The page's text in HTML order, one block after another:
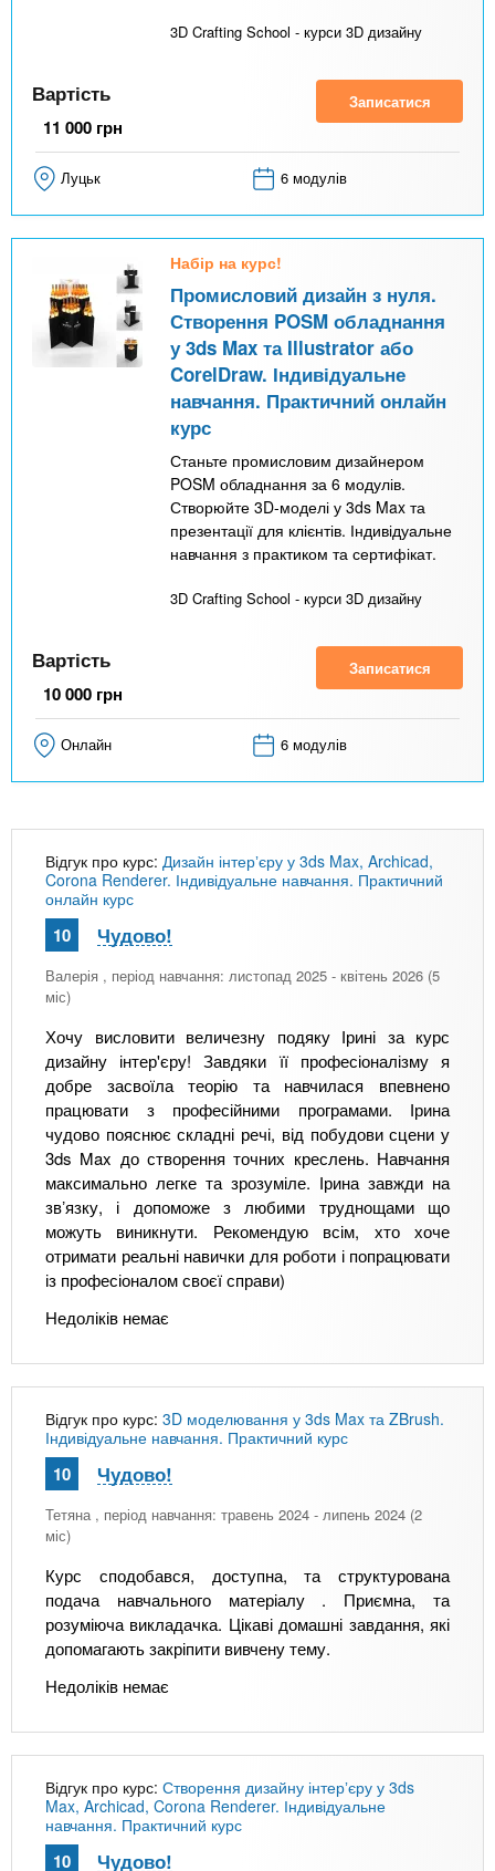
3D Crafting School - курси 3D дизайну
Вартість
11 000 грн
Записатися
Луцьк 6 модулів
Набір на курс!
Промисловий дизайн з нуля.
Створення POSM обладнання
у 3ds Max та Illustrator або
CorelDraw. Індивідуальне
навчання. Практичний онлайн
курс
Станьте промисловим дизайнером
POSM обладнання за 6 модулів.
Створюйте 3D-моделі у 3ds Max та
презентації для клієнтів. Індивідуальне
навчання з практиком та сертифікат.
3D Crafting School - курси 3D дизайну
Вартість
10 000 грн
Записатися
Онлайн 6 модулів
Відгук про курс: Дизайн інтерʼєру у 3ds Max, Archicad,
Corona Renderer. Індивідуальне навчання. Практичний
онлайн курс
Валерія , період навчання: листопад 2025 - квітень 2026 (5
міс)
Хочу висловити величезну подяку Ірині за курс
дизайну інтер'єру! Завдяки її професіоналізму я
добре засвоїла теорію та навчилася впевнено
працювати з професійними програмами. Ірина
чудово пояснює складні речі, від побудови сцени у
3ds Max до створення точних креслень. Навчання
максимально легке та зрозуміле. Ірина завжди на
звʼязку, і допоможе з любими труднощами що
можуть виникнути. Рекомендую всім, хто хоче
отримати реальні навички для роботи і попрацювати
із професіоналом своєї справи)
Недоліків немає
10 Чудово!
Відгук про курс: 3D моделювання у 3ds Max та ZBrush.
Індивідуальне навчання. Практичний курс
Тетяна, період навчання: травень 2024 - липень 2024 (2
міс)
Курс сподобався, доступна, та структурована
подача навчального матеріалу . Приємна, та
розуміюча викладачка. Цікаві домашні завдання, які
допомагають закріпити вивчену тему.
Недоліків немає
10 Чудово!
Відгук про курс: Створення дизайну інтерʼєру у 3ds
Max, Archicad, Corona Renderer. Індивідуальне
навчання. Практичний курс
10 Чудово!